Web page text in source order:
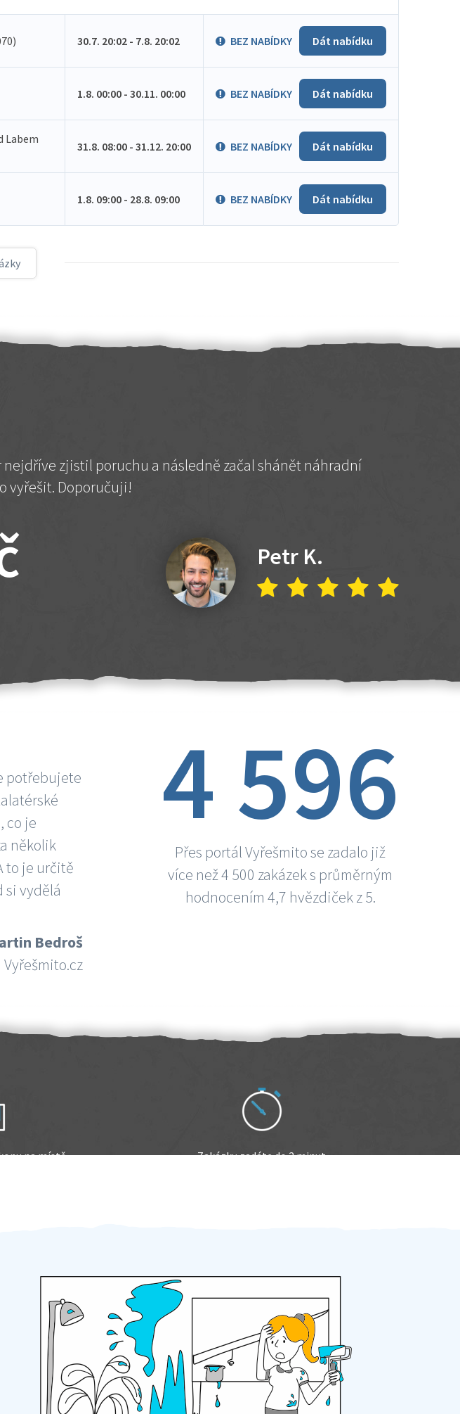
30.7. 20:02 - 7.8. 20:02 BEZ NABÍDKY Dát nabídku
1.8. 00:00 - 30.11. 00:00 BEZ NABÍDKY Dát nabídku
Labem
31.8. 08:00 - 31.12. 20:00 BEZ NABÍDKY Dát nabídku
1.8. 09:00 - 28.8. 09:00 BEZ NABÍDKY Dát nabídku
zjistil poruchu a následně začal shánět náhradní
vyřešit. Doporučuji!
Petr K.
potřebujete
co je
několik
to je určitě
si vydělá
Bedroš
4 596
Přes portál Vyřešmito se zadalo již
více než 4 500 zakázek s průměrným
hodnocením 4,7 hvězdiček z 5.
na místě Zakázku zadáte do 2 minut